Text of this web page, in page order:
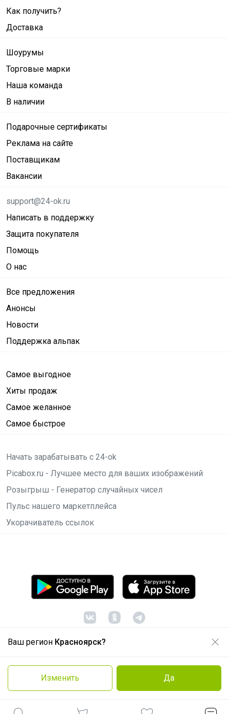
Ваш регион Красноярск?
Изменить Да
Как получить?
Доставка
Шоурумы
Торговые марки
Наша команда
В наличии
Подарочные сертификаты
Реклама на сайте
Поставщикам
Вакансии
support@24-ok.ru
Написать в поддержку
Защита покупателя
Помощь
О нас
Все предложения
Анонсы
Новости
Поддержка альпак
Самое выгодное
Хиты продаж
Самое желанное
Самое быстрое
Начать зарабатывать с 24-ok
Picabox.ru - Лучшее место для ваших изображений
Розыгрыш - Генератор случайных чисел
Пульс нашего маркетплейса
Укорачиватель ссылок
© ООО "Лявита", ОГРН 1122468054070, 2012 -2026
Политика конфиденциальности
Cоглашение пользователя